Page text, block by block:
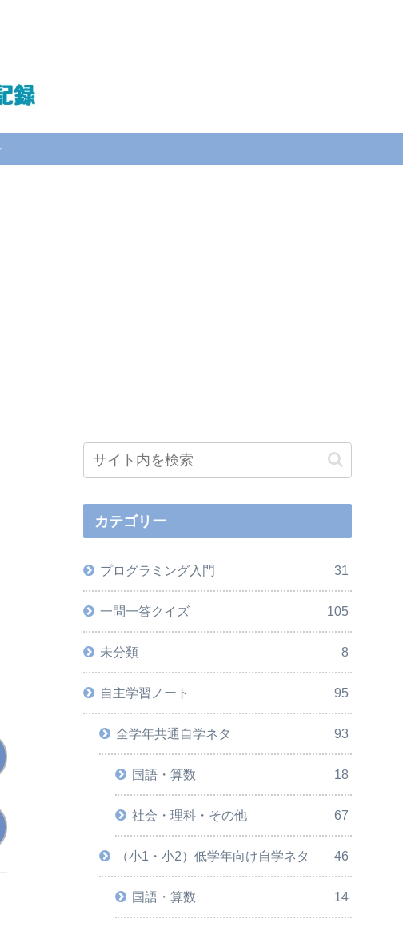
カテゴリー
プログラミング入門 31
一問一答クイズ 105
未分類 8
自主学習ノート 95
全学年共通自学ネタ 93
国語・算数 18
社会・理科・その他 67
（小1・小2）低学年向け自学ネタ 46
国語・算数 14